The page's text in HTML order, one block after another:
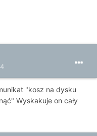
"kosz na dysku
Wyskakuje on cały